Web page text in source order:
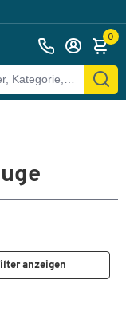
0
anzeigen